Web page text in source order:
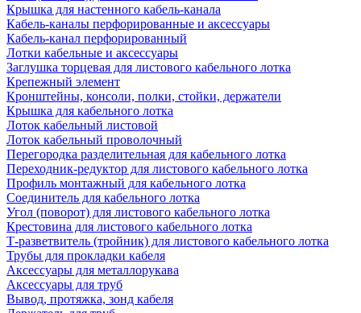
Крышка для настенного кабель-канала
Кабель-каналы перфорированные и аксессуары
Кабель-канал перфорированный
Лотки кабельные и аксессуары
Заглушка торцевая для листового кабельного лотка
Крепежный элемент
Кронштейны, консоли, полки, стойки, держатели
Крышка для кабельного лотка
Лоток кабельный листовой
Лоток кабельный проволочный
Перегородка разделительная для кабельного лотка
Переходник-редуктор для листового кабельного лотка
Профиль монтажный для кабельного лотка
Соединитель для кабельного лотка
Угол (поворот) для листового кабельного лотка
Крестовина для листового кабельного лотка
Т-разветвитель (тройник) для листового кабельного лотка
Трубы для прокладки кабеля
Аксессуары для металлорукава
Аксессуары для труб
Вывод, протяжка, зонд кабеля